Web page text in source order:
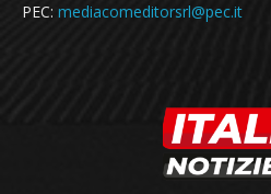
PEC: mediacomeditorsrl@pec.it